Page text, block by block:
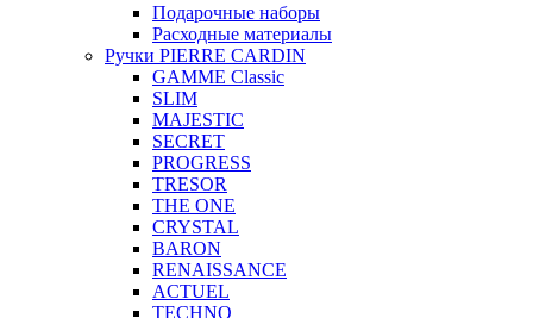
Подарочные наборы
Расходные материалы
Ручки PIERRE CARDIN
GAMME Classic
SLIM
MAJESTIC
SECRET
PROGRESS
TRESOR
THE ONE
CRYSTAL
BARON
RENAISSANCE
ACTUEL
TECHNO